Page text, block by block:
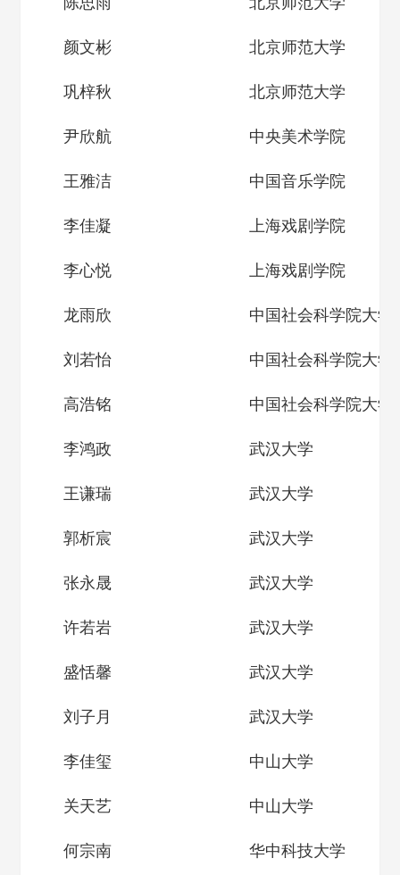
颜文彬 北京师范大学
巩梓秋 北京师范大学
尹欣航 中央美术学院
王雅洁 中国音乐学院
李佳凝 上海戏剧学院
李心悦 上海戏剧学院
龙雨欣 中国社会科学院大学
刘若怡 中国社会科学院大学
高浩铭 中国社会科学院大学
李鸿政 武汉大学
王谦瑞 武汉大学
郭析宸 武汉大学
张永晟 武汉大学
许若岩 武汉大学
盛恬馨 武汉大学
刘子月 武汉大学
李佳玺 中山大学
关天艺 中山大学
何宗南 华中科技大学